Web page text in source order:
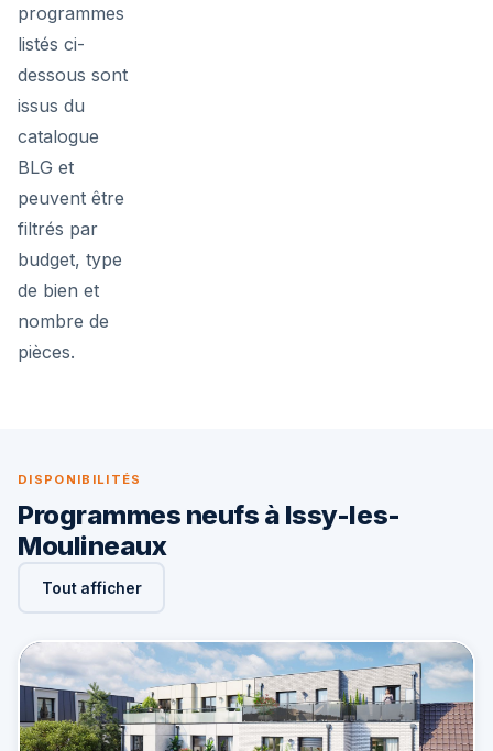
programmes
listés ci-
dessous sont
issus du
catalogue
BLG et
peuvent être
filtrés par
budget, type
de bien et
nombre de
pièces.
DISPONIBILITÉS
Programmes neufs à Issy-les-
Moulineaux
Tout afficher